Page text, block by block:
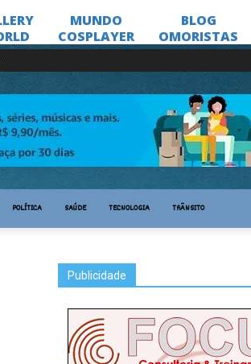
POLÍTICA SAÚDE TECNOLOGIA TRÂNSITO
Publicidade